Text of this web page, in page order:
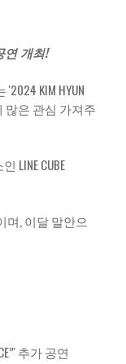
연 개최!
KIM HYUN
에 많은 관심 가져주
LINE CUBE
며, 이달 말안으
추가 공연